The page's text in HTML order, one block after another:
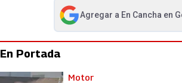
Agregar a En Cancha en
abre en nueva pestaña
En Portada
Motor